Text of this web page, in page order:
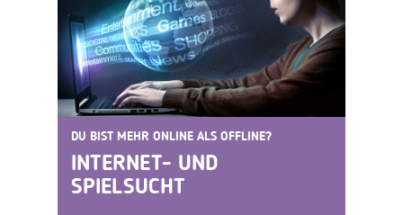
DU BIST MEHR ONLINE ALS OFFLINE?
INTERNET- UND
SPIELSUCHT